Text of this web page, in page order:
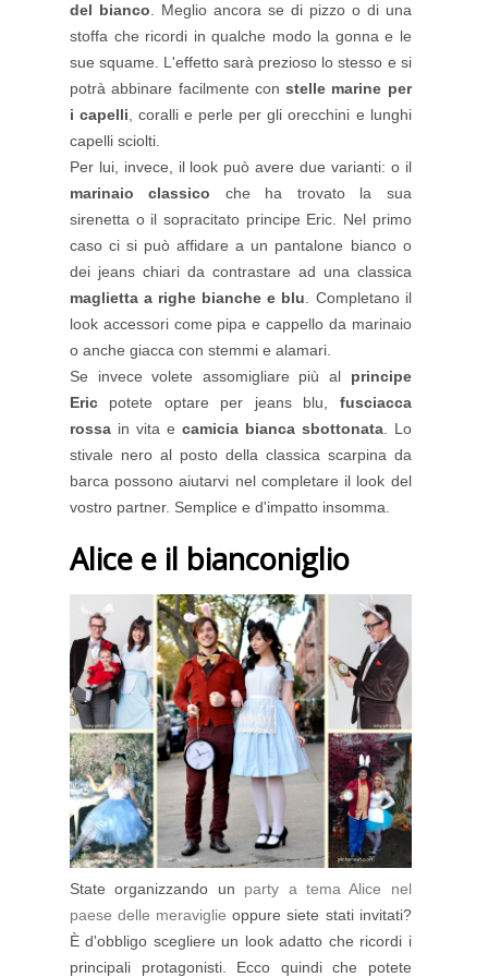
del bianco . Meglio ancora se di pizzo o di una
stoffa che ricordi in qualche modo la gonna e le
sue squame. L'effetto sarà prezioso lo stesso e si
potrà abbinare facilmente con stelle marine per
i capelli , coralli e perle per gli orecchini e lunghi
capelli sciolti.
Per lui, invece, il look può avere due varianti: o il
marinaio classico che ha trovato la sua
sirenetta o il sopracitato principe Eric. Nel primo
caso ci si può affidare a un pantalone bianco o
dei jeans chiari da contrastare ad una classica
maglietta a righe bianche e blu . Completano il
look accessori come pipa e cappello da marinaio
o anche giacca con stemmi e alamari.
Se invece volete assomigliare più al principe
Eric potete optare per jeans blu, fusciacca
rossa in vita e camicia bianca sbottonata. Lo
stivale nero al posto della classica scarpina da
barca possono aiutarvi nel completare il look del
vostro partner. Semplice e d'impatto insomma.
Alice e il bianconiglio
State organizzando un party a tema Alice nel
paese delle meraviglie oppure siete stati invitati?
È d'obbligo scegliere un look adatto che ricordi i
principali protagonisti. Ecco quindi che potete